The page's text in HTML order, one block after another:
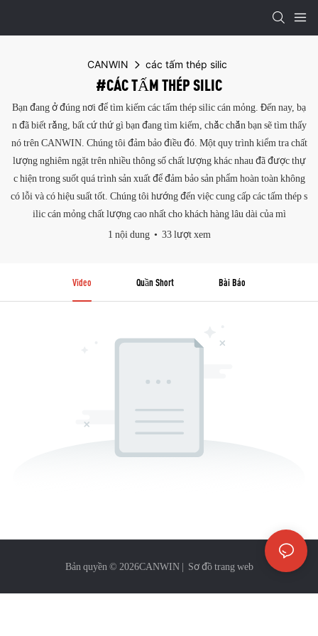
CANWIN các tấm thép silic
#CÁC TẤM THÉP SILIC
Bạn đang ở đúng nơi để tìm kiếm các tấm thép silic cán mỏng. Đến nay, bạ
n đã biết rằng, bất cứ thứ gì bạn đang tìm kiếm, chắc chắn bạn sẽ tìm thấy
nó trên CANWIN. Chúng tôi đảm bảo điều đó. Một quy trình kiểm tra chất
lượng nghiêm ngặt trên nhiều thông số chất lượng khác nhau đã được thự
c hiện trong suốt quá trình sản xuất để đảm bảo sản phẩm hoàn toàn không
có lỗi và có hiệu suất tốt. Chúng tôi hướng đến việc cung cấp các tấm thép s
ilic cán mỏng chất lượng cao nhất cho khách hàng lâu dài của mì
1 nội dung
33 lượt xem
Video Quần Short Bài Báo
Bản quyền © 2026CANWIN | Sơ đồ trang web